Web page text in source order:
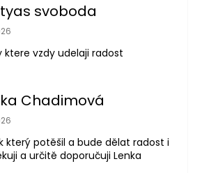
svoboda
obchodu je 5 z 5 hvězdiček.
ktere vzdy udelaji radost
Chadimová
obchodu je 5 z 5 hvězdiček.
který potěšil a bude dělat radost i
a určitě doporučuji Lenka